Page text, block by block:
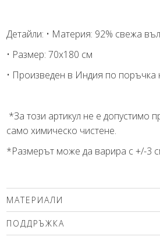
Детайли: • Материя: 92% свежа
• Размер: 70х180 см
• Произведен в Индия по поръчка
*За този артикул не е допустимо
само химическо чистене.
*Размерът може да варира с +/-3
МАТЕРИАЛИ
ПОДДРЪЖКА